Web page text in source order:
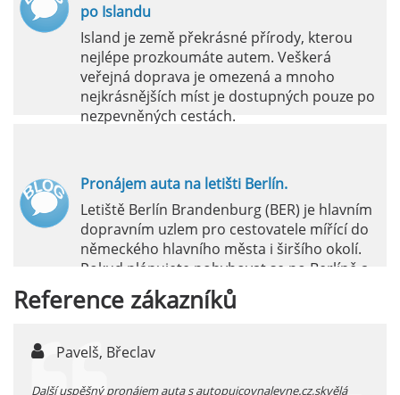
po Islandu
Island je země překrásné přírody, kterou
nejlépe prozkoumáte autem. Veškerá
veřejná doprava je omezená a mnoho
nejkrásnějších míst je dostupných pouze po
nezpevněných cestách.
Pronájem auta na letišti Berlín.
Letiště Berlín Brandenburg (BER) je hlavním
dopravním uzlem pro cestovatele mířící do
německého hlavního města i širšího okolí.
Pokud plánujete pohybovat se po Berlíně a
okolních regionech bez omezení, pronájem
auta přímo na letišti je ideální volbou.
Reference zákazníků
Pavelš, Břeclav
Další uspěšný pronájem auta s autopujcovnalevne.cz,skvělá